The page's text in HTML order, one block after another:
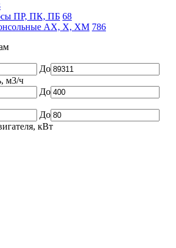
ПР, ПК, ПБ 68
АХ, Х, ХМ 786
До
м3/ч
До
До
кВт